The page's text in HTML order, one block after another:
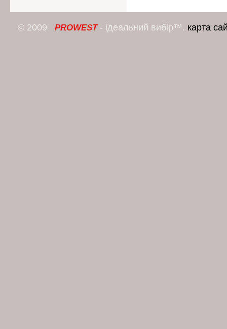
© 2009 PROWEST- ідеальний вибір™. карта